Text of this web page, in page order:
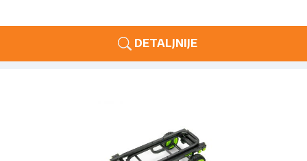
DETALJNIJE